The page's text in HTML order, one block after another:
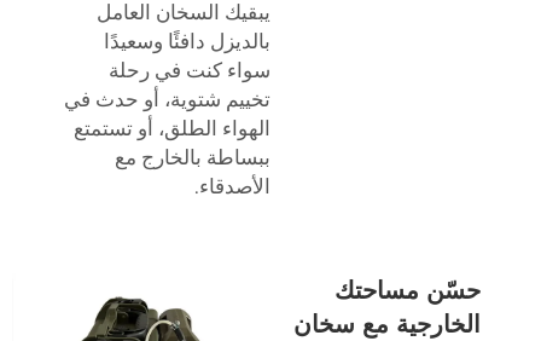
يبقيك السخان العامل
بالديزل دافئًا وسعيدًا
سواء كنت في رحلة
تخييم شتوية، أو حدث في
الهواء الطلق، أو تستمتع
ببساطة بالخارج مع
الأصدقاء.
حسّن مساحتك
الخارجية مع سخان